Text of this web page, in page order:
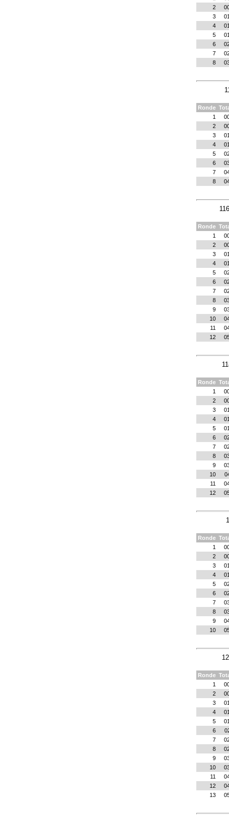
2
3
4
5
6
7
8
Ronde
1
2
3
4
5
6
7
8
Ronde
1
2
3
4
5
6
7
8
9
10
11
12
Ronde
1
2
3
4
5
6
7
8
9
10
11
12
Ronde
1
2
3
4
5
6
7
8
9
10
Ronde
1
2
3
4
5
6
7
8
9
10
11
12
13